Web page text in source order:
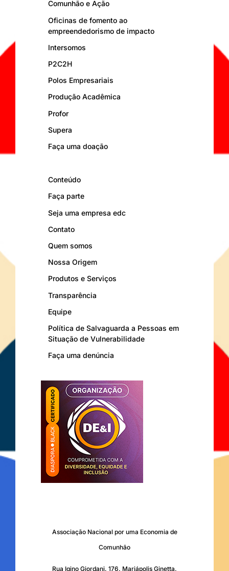
Comunhão e Ação
Oficinas de fomento ao
empreendedorismo de impacto
Intersomos
P2C2H
Polos Empresariais
Produção Acadêmica
Profor
Supera
Faça uma doação
Conteúdo
Faça parte
Seja uma empresa edc
Contato
Quem somos
Nossa Origem
Produtos e Serviços
Transparência
Equipe
Política de Salvaguarda a Pessoas em
Situação de Vulnerabilidade
Faça uma denúncia
Associação Nacional por uma Economia de
Comunhão
Rua Igino Giordani, 176. Mariápolis Ginetta.